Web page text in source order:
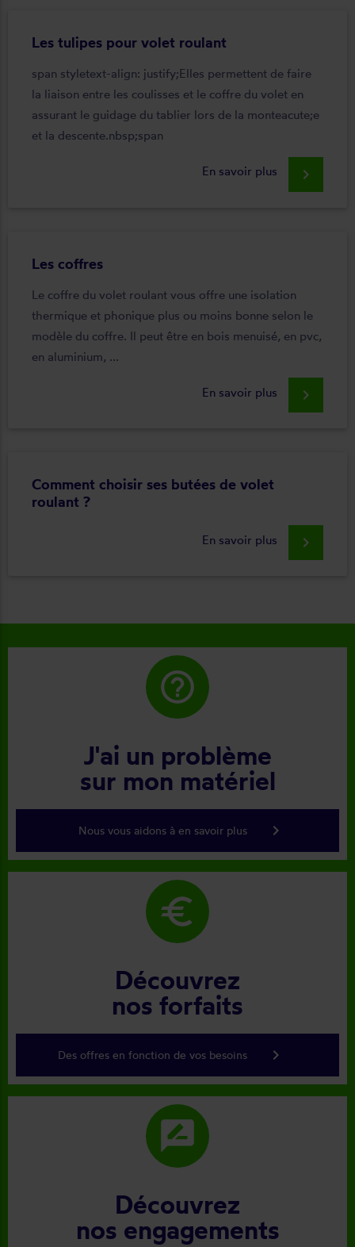
Les tulipes pour volet roulant
span styletext-align: justify;Elles permettent de faire
la liaison entre les coulisses et le coffre du volet en
assurant le guidage du tablier lors de la monteacute;e
et la descente.nbsp;span
En savoir plus keyboard_arrow_right
Les coffres
Le coffre du volet roulant vous offre une isolation
thermique et phonique plus ou moins bonne selon le
modèle du coffre. Il peut être en bois menuisé, en pvc,
en aluminium, ...
En savoir plus keyboard_arrow_right
Comment choisir ses butées de volet
roulant ?
En savoir plus keyboard_arrow_right
help_outline
J'ai un problème
sur mon matériel
Nous vous aidons à en savoir plus keyboard_arrow_right
euro
Découvrez
nos forfaits
Des offres en fonction de vos besoins keyboard_arrow_right
rate_review
Découvrez
nos engagements